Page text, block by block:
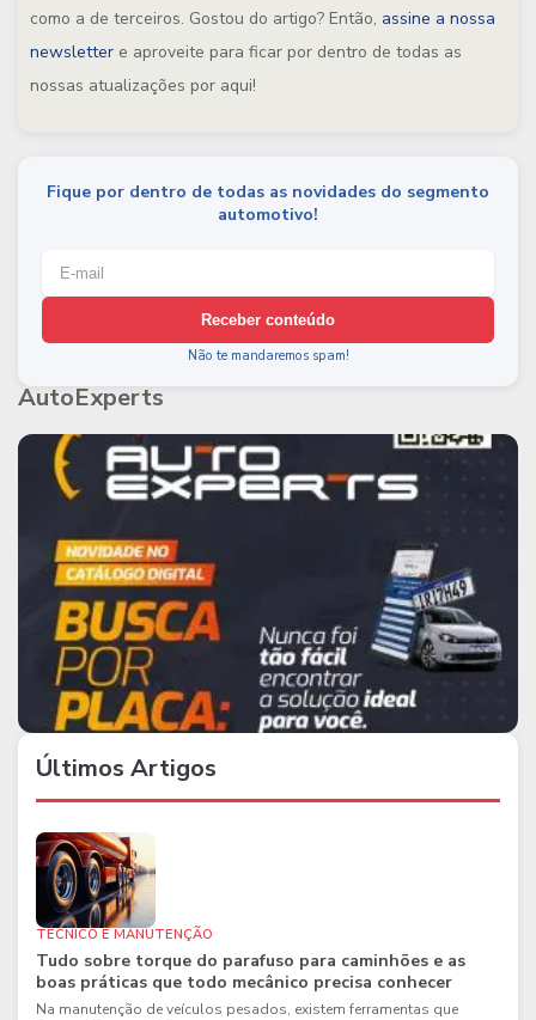
como a de terceiros. Gostou do artigo? Então, assine a nossa
newsletter e aproveite para ficar por dentro de todas as
nossas atualizações por aqui!
Fique por dentro de todas as novidades do segmento
automotivo!
Receber conteúdo
Não te mandaremos spam!
AutoExperts
Últimos Artigos
TÉCNICO E MANUTENÇÃO
Tudo sobre torque do parafuso para caminhões e as
boas práticas que todo mecânico precisa conhecer
Na manutenção de veículos pesados, existem ferramentas que